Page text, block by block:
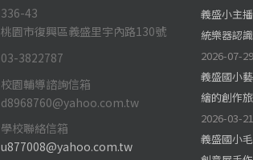
336-43
桃園市復興區義盛里宇內路130號
03-3822787
校園輔導諮詢信箱
d8968760@yahoo.com.tw
學校聯絡信箱
u877008@yahoo.com.tw
義盛小主
統樂器認
2026-07-29
義盛國小
繪的創作
2026-03-21
義盛國小